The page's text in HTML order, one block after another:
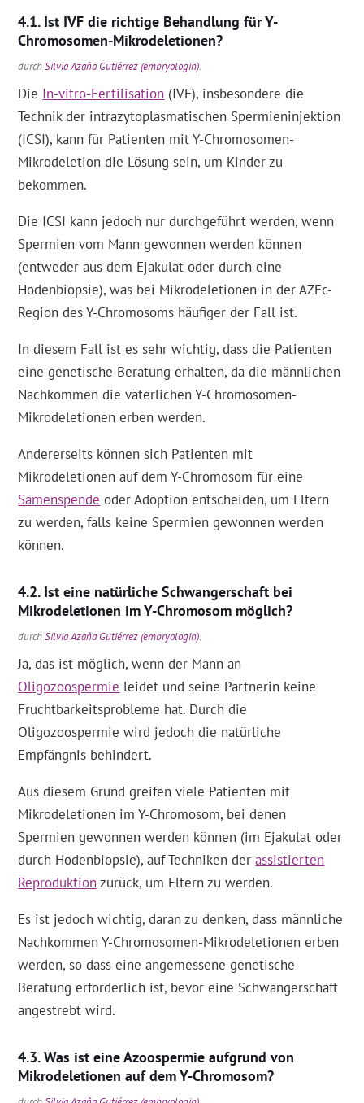
Ist IVF die richtige Behandlung für Y-
Chromosomen-Mikrodeletionen?
durchSilvia Azaña Gutiérrez (embryologin).
Die In-vitro-Fertilisation (IVF), insbesondere die
Technik der intrazytoplasmatischen Spermieninjektion
(ICSI), kann für Patienten mit Y-Chromosomen-
Mikrodeletion die Lösung sein, um Kinder zu
bekommen.
Die ICSI kann jedoch nur durchgeführt werden, wenn
Spermien vom Mann gewonnen werden können
(entweder aus dem Ejakulat oder durch eine
Hodenbiopsie), was bei Mikrodeletionen in der AZFc-
Region des Y-Chromosoms häufiger der Fall ist.
In diesem Fall ist es sehr wichtig, dass die Patienten
eine genetische Beratung erhalten, da die männlichen
Nachkommen die väterlichen Y-Chromosomen-
Mikrodeletionen erben werden.
Andererseits können sich Patienten mit
Mikrodeletionen auf dem Y-Chromosom für eine
Samenspende oder Adoption entscheiden, um Eltern
zu werden, falls keine Spermien gewonnen werden
können.
Ist eine natürliche Schwangerschaft bei
Mikrodeletionen im Y-Chromosom möglich?
durchSilvia Azaña Gutiérrez (embryologin).
Ja, das ist möglich, wenn der Mann an
Oligozoospermie leidet und seine Partnerin keine
Fruchtbarkeitsprobleme hat. Durch die
Oligozoospermie wird jedoch die natürliche
Empfängnis behindert.
Aus diesem Grund greifen viele Patienten mit
Mikrodeletionen im Y-Chromosom, bei denen
Spermien gewonnen werden können (im Ejakulat oder
durch Hodenbiopsie), auf Techniken derassistierten
Reproduktionzurück, um Eltern zu werden.
Es ist jedoch wichtig, daran zu denken, dass männliche
Nachkommen Y-Chromosomen-Mikrodeletionen erben
werden, so dass eine angemessene genetische
Beratung erforderlich ist, bevor eine Schwangerschaft
angestrebt wird.
Was ist eine Azoospermie aufgrund von
Mikrodeletionen auf dem Y-Chromosom?